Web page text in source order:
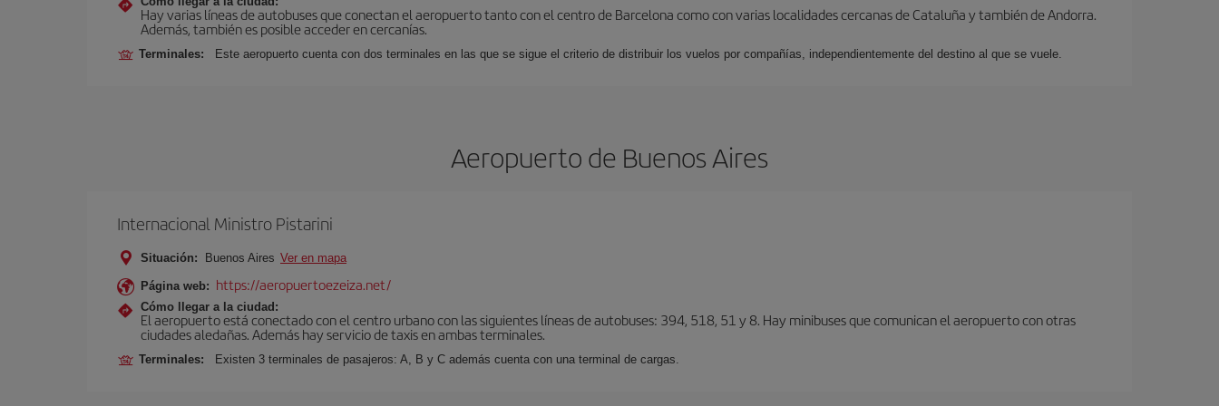
Hay varias líneas de autobuses que conectan el aeropuerto tanto con el centro de Barcelona como con varias localidades cercanas de Cataluña y también de Andorra.
Además, también es posible acceder en cercanías.
Terminales: Este aeropuerto cuenta con dos terminales en las que se sigue el criterio de distribuir los vuelos por compañías, independientemente del destino al que se vuele.
Aeropuerto de Buenos Aires
Internacional Ministro Pistarini
Situación: Buenos Aires Ver en mapa
Página web: https://aeropuertoezeiza.net/
Cómo llegar a la ciudad:
El aeropuerto está conectado con el centro urbano con las siguientes líneas de autobuses: 394, 518, 51 y 8. Hay minibuses que comunican el aeropuerto con otras
ciudades aledañas. Además hay servicio de taxis en ambas terminales.
Terminales: Existen 3 terminales de pasajeros: A, B y C además cuenta con una terminal de cargas.